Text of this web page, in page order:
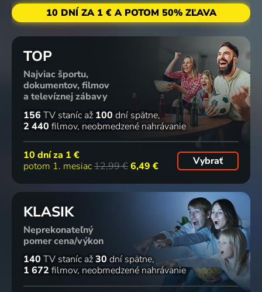
10 DNÍ ZA 1 € A POTOM 50% ZĽAVA
TOP
Najviac športu,
dokumentov, filmov
a televíznej zábavy
156 TV staníc až 100 dní spätne
2 440 filmov neobmedzené nahrávanie
10 dní za 1 €
potom 1. mesiac12,99 €6,49 € Vybrať
KLASIK
Neprekonateľný
pomer cena/výkon
140 TV staníc až30 dní spätne
1 672 filmov neobmedzené nahrávanie